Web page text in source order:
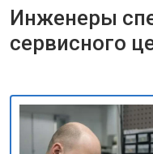
Инженеры
сервисного